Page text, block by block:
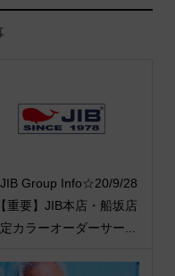
Group Info☆20/9/28
重要】JIB本店・船坂店
カラーオーダーサー...